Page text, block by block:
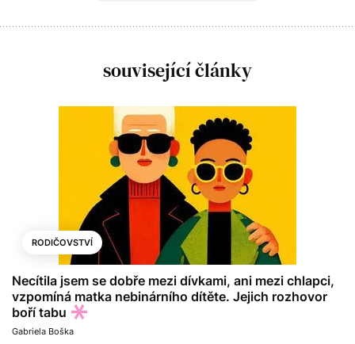
související články
RODIČOVSTVÍ
Necítila jsem se dobře mezi dívkami, ani mezi chlapci,
vzpomíná matka nebinárního dítěte. Jejich rozhovor
boří tabu
Gabriela Boška